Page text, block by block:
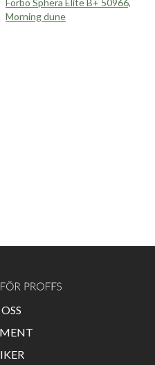
Forbo Sphera Elite B+ 50966,
Morning dune